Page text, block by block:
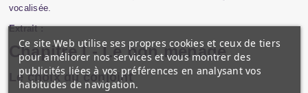
vocalisée.
Extrait :
Chapitre I - Le bon ménage
Le choix du conjoint
Ce site Web utilise ses propres cookies et ceux de tiers
pour améliorer nos services et vous montrer des
publicités liées à vos préférences en analysant vos
habitudes de navigation.